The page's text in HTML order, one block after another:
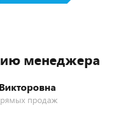
менеджера
продаж